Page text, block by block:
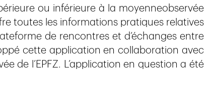
ou inférieure à la moyenneobservée
toutes les informations pratiques relatives
de rencontres et d’échanges entre
cette application en collaboration avec
de l’EPFZ. L’application en question a été